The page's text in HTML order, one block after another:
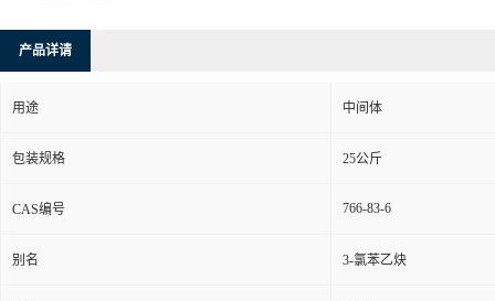
产品详请
用途 中间体
包装规格 25公斤
CAS编号 766-83-6
别名 3-氯苯乙炔